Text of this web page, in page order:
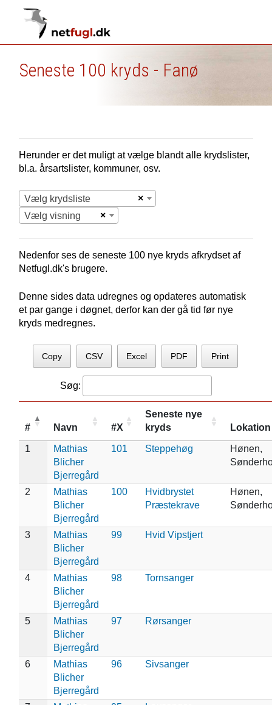
Seneste 100 kryds - Fanø
Herunder er det muligt at vælge blandt alle krydslister,
bl.a. årsartslister, kommuner, osv.
×
Vælg krydsliste
×
Vælg visning
Nedenfor ses de seneste 100 nye kryds afkrydset af
Netfugl.dk's brugere.
Denne sides data udregnes og opdateres automatisk
et par gange i døgnet, derfor kan der gå tid før nye
kryds medregnes.
Copy CSV Excel PDF Print
Søg:
# Navn #X
Seneste nye
kryds
Lokation
1
Mathias
Blicher
Bjerregård
101 Steppehøg
Hønen,
2
Mathias
Blicher
Bjerregård
100
Hvidbrystet
Præstekrave
Hønen,
3
Mathias
Blicher
Bjerregård
99 Hvid Vipstjert
4
Mathias
Blicher
Bjerregård
98 Tornsanger
5
Mathias
Blicher
Bjerregård
97 Rørsanger
6
Mathias
Blicher
Bjerregård
96 Sivsanger